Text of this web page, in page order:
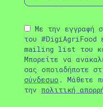
Με την εγγραφή
του #DigiAgriFood
mailing list του
Μπορείτε να
σας οποιαδήποτε
σύνδεσμο . Μάθετε
την πολιτική